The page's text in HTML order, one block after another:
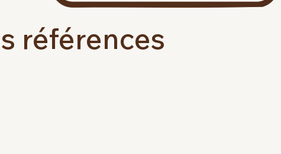
références